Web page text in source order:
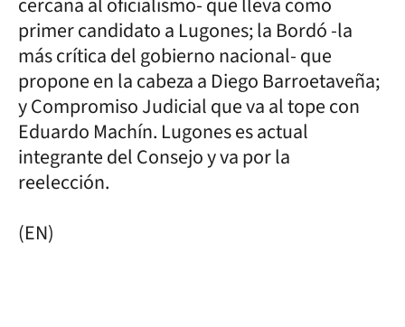
primer candidato a Lugones; la Bordó -la
más crítica del gobierno nacional- que
propone en la cabeza a Diego Barroetaveña;
y Compromiso Judicial que va al tope con
Eduardo Machín. Lugones es actual
integrante del Consejo y va por la
reelección.
(EN)